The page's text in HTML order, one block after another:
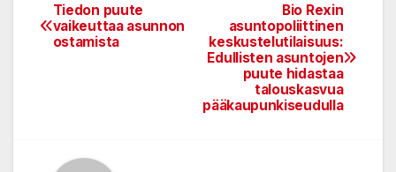
Post
navigation
Bio Rexin
asuntopoliittinen
keskustelutilaisuus:
Edullisten asuntojen
puute hidastaa
talouskasvua
pääkaupunkiseudulla
Tiedon puute
vaikeuttaa asunnon
ostamista